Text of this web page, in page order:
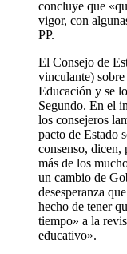
concluye que
vigor, con
PP.
El Consejo de
vinculante)
Educación y se
Segundo. En el
los consejeros
pacto de Estado
consenso, dicen,
más de los
un cambio de
desesperanza
hecho de tener
tiempo» a la
educativo».